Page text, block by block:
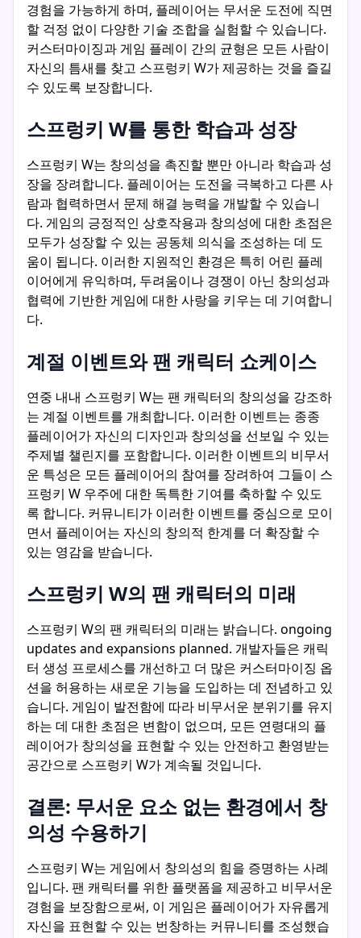
경험을 가능하게 하며, 플레이어는 무서운 도전에 직면
할 걱정 없이 다양한 기술 조합을 실험할 수 있습니다.
커스터마이징과 게임 플레이 간의 균형은 모든 사람이
자신의 틈새를 찾고 스프렁키 W가 제공하는 것을 즐길
수 있도록 보장합니다.
스프렁키 W를 통한 학습과 성장
스프렁키 W는 창의성을 촉진할 뿐만 아니라 학습과 성
장을 장려합니다. 플레이어는 도전을 극복하고 다른 사
람과 협력하면서 문제 해결 능력을 개발할 수 있습니
다. 게임의 긍정적인 상호작용과 창의성에 대한 초점은
모두가 성장할 수 있는 공동체 의식을 조성하는 데 도
움이 됩니다. 이러한 지원적인 환경은 특히 어린 플레
이어에게 유익하며, 두려움이나 경쟁이 아닌 창의성과
협력에 기반한 게임에 대한 사랑을 키우는 데 기여합니
다.
계절 이벤트와 팬 캐릭터 쇼케이스
연중 내내 스프렁키 W는 팬 캐릭터의 창의성을 강조하
는 계절 이벤트를 개최합니다. 이러한 이벤트는 종종
플레이어가 자신의 디자인과 창의성을 선보일 수 있는
주제별 챌린지를 포함합니다. 이러한 이벤트의 비무서
운 특성은 모든 플레이어의 참여를 장려하여 그들이 스
프렁키 W 우주에 대한 독특한 기여를 축하할 수 있도
록 합니다. 커뮤니티가 이러한 이벤트를 중심으로 모이
면서 플레이어는 자신의 창의적 한계를 더 확장할 수
있는 영감을 받습니다.
스프렁키 W의 팬 캐릭터의 미래
스프렁키 W의 팬 캐릭터의 미래는 밝습니다. ongoing
updates and expansions planned. 개발자들은 캐릭
터 생성 프로세스를 개선하고 더 많은 커스터마이징 옵
션을 허용하는 새로운 기능을 도입하는 데 전념하고 있
습니다. 게임이 발전함에 따라 비무서운 분위기를 유지
하는 데 대한 초점은 변함이 없으며, 모든 연령대의 플
레이어가 창의성을 표현할 수 있는 안전하고 환영받는
공간으로 스프렁키 W가 계속될 것입니다.
결론: 무서운 요소 없는 환경에서 창
의성 수용하기
스프렁키 W는 게임에서 창의성의 힘을 증명하는 사례
입니다. 팬 캐릭터를 위한 플랫폼을 제공하고 비무서운
경험을 보장함으로써, 이 게임은 플레이어가 자유롭게
자신을 표현할 수 있는 번창하는 커뮤니티를 조성했습